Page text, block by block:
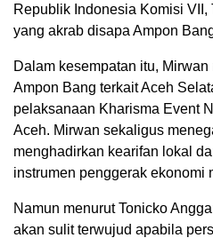
Republik Indonesia Komisi VII,
yang akrab disapa Ampon
Dalam kesempatan itu,
Ampon Bang terkait Aceh
pelaksanaan Kharisma Event
Aceh. Mirwan sekaligus
menghadirkan kearifan lokal
instrumen penggerak ekonomi
Namun menurut Tonicko
akan sulit terwujud apabila